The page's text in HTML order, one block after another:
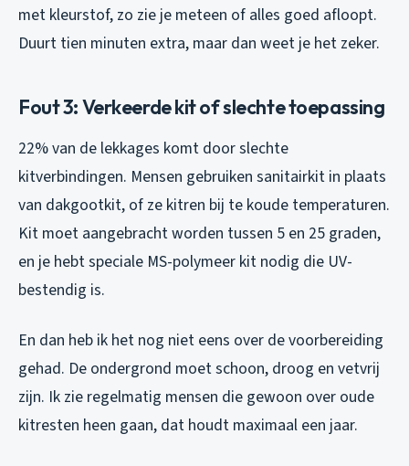
met kleurstof, zo zie je meteen of alles goed afloopt.
Duurt tien minuten extra, maar dan weet je het zeker.
Fout 3: Verkeerde kit of slechte toepassing
22% van de lekkages komt door slechte
kitverbindingen. Mensen gebruiken sanitairkit in plaats
van dakgootkit, of ze kitren bij te koude temperaturen.
Kit moet aangebracht worden tussen 5 en 25 graden,
en je hebt speciale MS-polymeer kit nodig die UV-
bestendig is.
En dan heb ik het nog niet eens over de voorbereiding
gehad. De ondergrond moet schoon, droog en vetvrij
zijn. Ik zie regelmatig mensen die gewoon over oude
kitresten heen gaan, dat houdt maximaal een jaar.